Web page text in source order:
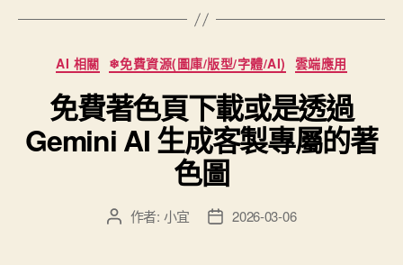
上
生
器
BarcodeOcean
支
分
類
AI 相關 ❄免費資源(圖庫/版型/字體/AI) 雲端應用
免費著色頁下載或是透過
Gemini AI 生成客製專屬的著
色圖
文 作者: 小宜
文 2026-03-06